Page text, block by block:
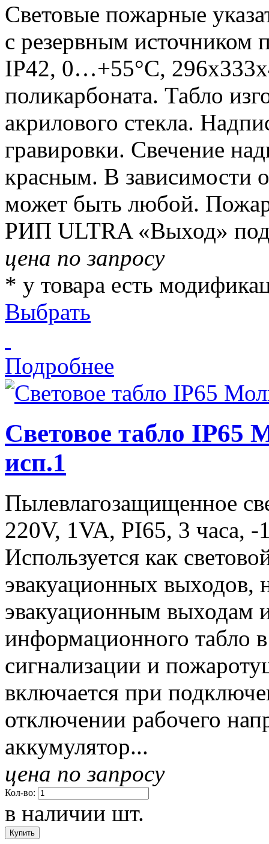
Световые пожарные
с резервным источником
IP42, 0…+55°С,
поликарбоната. Табло
акрилового стекла.
гравировки. Свечение
красным. В зависимости
может быть любой.
РИП ULTRA «Выход»
цена по запросу
* у товара есть
Выбрать
Подробнее
Световое табло
исп.1
Пылевлагозащищенное
220V, 1VA, PI65, 3 часа,
Используется как
эвакуационных выходов,
эвакуационным выходам
информационного табло
сигнализации и
включается при
отключении рабочего
аккумулятор...
цена по запросу
Кол-во:
в наличии шт.